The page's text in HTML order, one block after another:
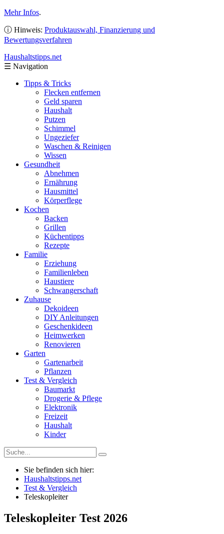
Mehr Infos.
ⓘ Hinweis: Produktauswahl, Finanzierung und
Bewertungsverfahren
Haushaltstipps.net
☰ Navigation
Tipps & Tricks
Flecken entfernen
Geld sparen
Haushalt
Putzen
Schimmel
Ungeziefer
Waschen & Reinigen
Wissen
Gesundheit
Abnehmen
Ernährung
Hausmittel
Körperflege
Kochen
Backen
Grillen
Küchentipps
Rezepte
Familie
Erziehung
Familienleben
Haustiere
Schwangerschaft
Zuhause
Dekoideen
DIY Anleitungen
Geschenkideen
Heimwerken
Renovieren
Garten
Gartenarbeit
Pflanzen
Test & Vergleich
Baumarkt
Drogerie & Pflege
Elektronik
Freizeit
Haushalt
Kinder
Sie befinden sich hier:
Haushaltstipps.net
Test & Vergleich
Teleskopleiter
Teleskopleiter Test 2026